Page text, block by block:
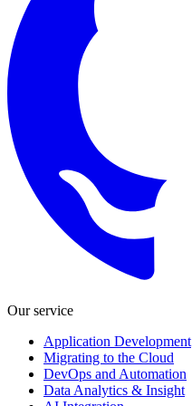
Our service
Application Development
Migrating to the Cloud
DevOps and Automation
Data Analytics & Insight